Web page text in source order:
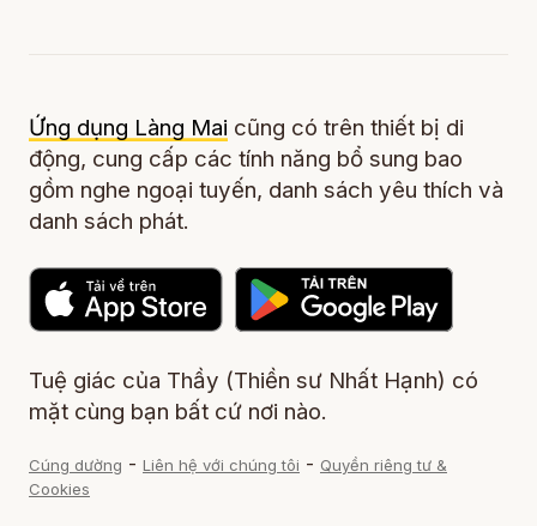
Ứng dụng Làng Mai cũng có trên thiết bị di
động, cung cấp các tính năng bổ sung bao
gồm nghe ngoại tuyến, danh sách yêu thích và
danh sách phát.
Tuệ giác của Thầy (Thiền sư Nhất Hạnh) có
mặt cùng bạn bất cứ nơi nào.
Cúng dường - Liên hệ với chúng tôi - Quyền riêng tư &
Cookies